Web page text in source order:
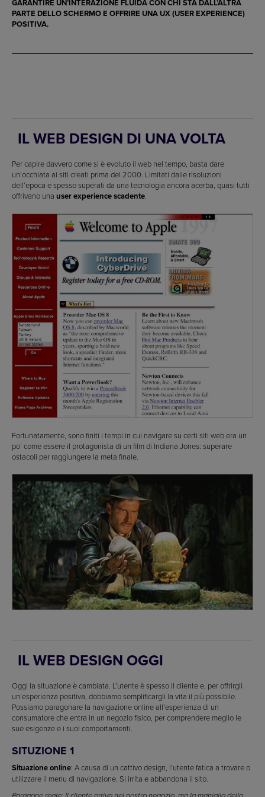
GARANTIRE UN’INTERAZIONE FLUIDA CON CHI STA DALL’ALTRA
PARTE DELLO SCHERMO E OFFRIRE UNA UX (USER EXPERIENCE)
POSITIVA.
IL WEB DESIGN DI UNA VOLTA
Per capire davvero come si è evoluto il web nel tempo, basta dare
un’occhiata ai siti creati prima del 2000. Limitati dalle risoluzioni
dell’epoca e spesso superati da una tecnologia ancora acerba, quasi tutti
offrivano una user experience scadente.
Fortunatamente, sono finiti i tempi in cui navigare su certi siti web era un
po’ come essere il protagonista di un film di Indiana Jones: superare
ostacoli per raggiungere la meta finale.
IL WEB DESIGN OGGI
Oggi la situazione è cambiata. L’utente è spesso il cliente e, per offrirgli
un’esperienza positiva, dobbiamo semplificargli la vita il più possibile.
Possiamo paragonare la navigazione online all’esperienza di un
consumatore che entra in un negozio fisico, per comprendere meglio le
sue esigenze e i suoi comportamenti.
SITUZIONE 1
Situazione online: A causa di un cattivo design, l’utente fatica a trovare o
utilizzare il menu di navigazione. Si irrita e abbandona il sito.